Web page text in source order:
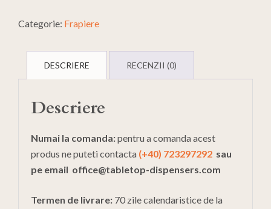
Categorie: Frapiere
DESCRIERE RECENZII (0)
Descriere
Numai la comanda:pentru a comanda acest
produs ne puteti contacta (+40) 723297292 sau
pe email office@tabletop-dispensers.com
Termen de livrare: 70 zile calendaristice de la